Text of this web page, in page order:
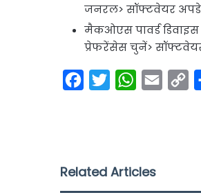
जनरल> सॉफ्टवेयर
मैकओएस पावर्ड
प्रेफरेंसेस चुनें>
W
Related Articles